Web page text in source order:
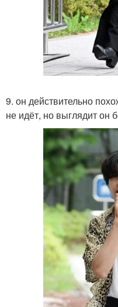
9. он действительно
не идёт, но выглядит он